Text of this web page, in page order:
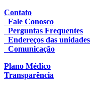
Contato
Fale Conosco
Perguntas Frequentes
Endereços das unidades
Comunicação
Plano Médico
Transparência